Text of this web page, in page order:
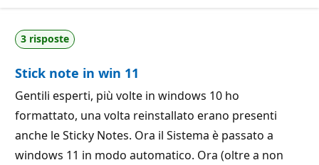
3 risposte
Stick note in win 11
Gentili esperti, più volte in windows 10 ho
formattato, una volta reinstallato erano presenti
anche le Sticky Notes. Ora il Sistema è passato a
windows 11 in modo automatico. Ora (oltre a non